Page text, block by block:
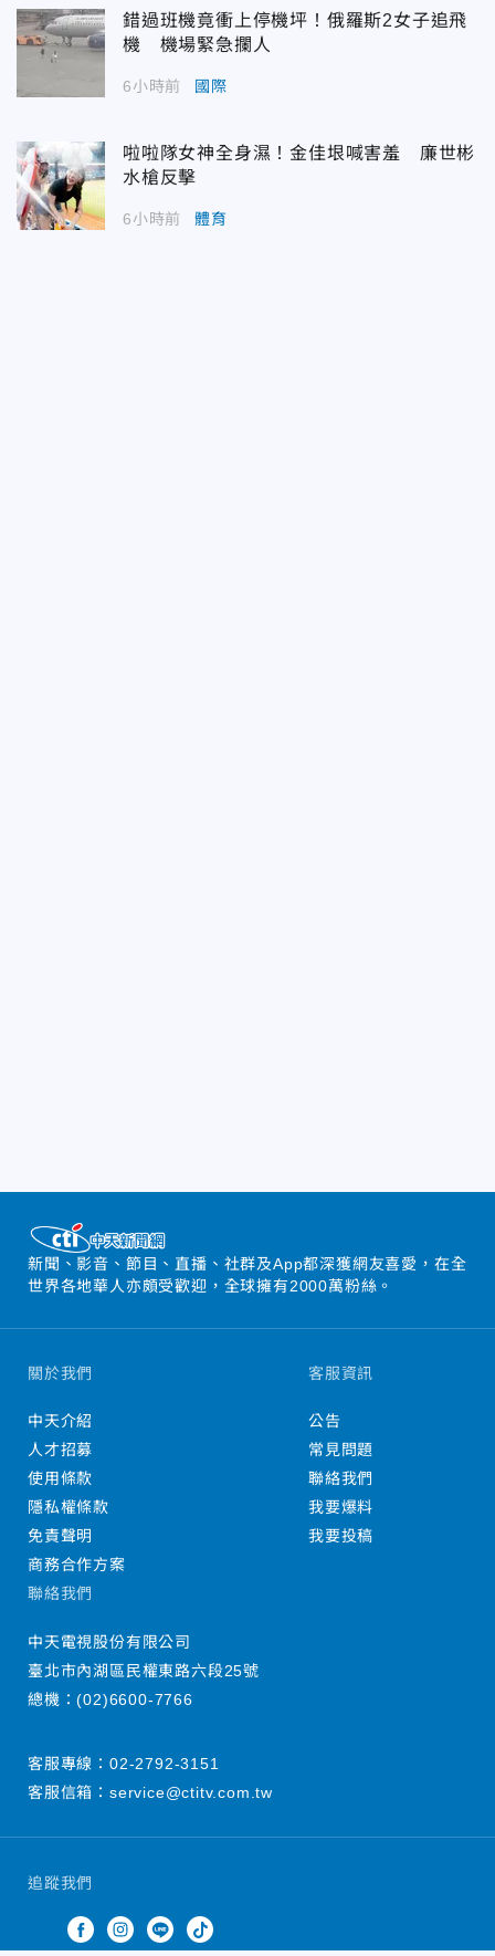
錯過班機竟衝上停機坪！俄羅斯2女子追飛
機 機場緊急攔人
6小時前 國際
啦啦隊女神全身濕！金佳垠喊害羞 廉世彬
水槍反擊
6小時前 體育
新聞、影音、節目、直播、社群及App都深獲網友喜愛，在全
世界各地華人亦頗受歡迎，全球擁有2000萬粉絲。
追蹤我們
關於我們
中天介紹
人才招募
使用條款
隱私權條款
免責聲明
商務合作方案
客服資訊
公告
常見問題
聯絡我們
我要爆料
我要投稿
聯絡我們
中天電視股份有限公司
臺北市內湖區民權東路六段25號
總機：(02)6600-7766
客服專線： 02-2792-3151
客服信箱： service@ctitv.com.tw